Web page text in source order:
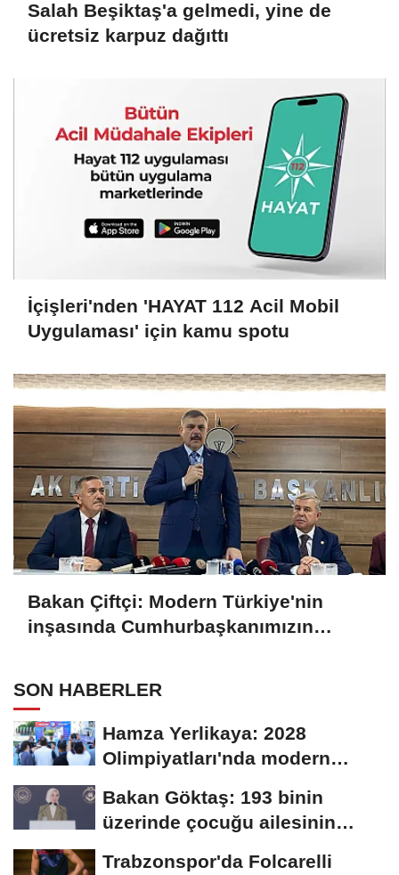
Salah Beşiktaş'a gelmedi, yine de
ücretsiz karpuz dağıttı
İçişleri'nden 'HAYAT 112 Acil Mobil
Uygulaması' için kamu spotu
Bakan Çiftçi: Modern Türkiye'nin
inşasında Cumhurbaşkanımızın
SON HABERLER
Hamza Yerlikaya: 2028
Olimpiyatları'nda modern
Bakan Göktaş: 193 binin
üzerinde çocuğu ailesinin
Trabzonspor'da Folcarelli